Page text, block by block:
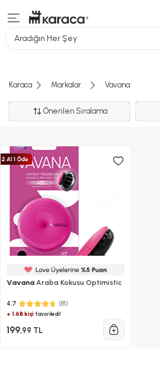
Aradığın Her Şey
Karaca Markalar Vavana
Önerilen Sıralama
Vavana Araba Kokusu Optimistic
4.7 (81)
+ 1.6B kişi favoriledi!
199,99 TL